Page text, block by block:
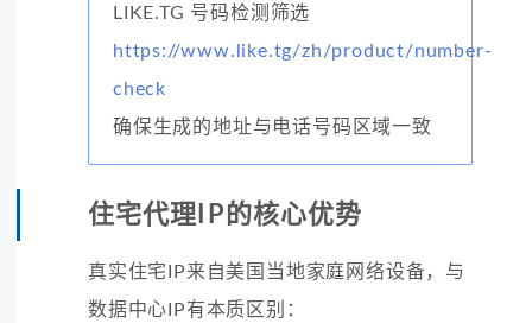
LIKE.TG 号码检测筛选
https://www.like.tg/zh/product/number-
check
确保生成的地址与电话号码区域一致
住宅代理IP的核心优势
真实住宅IP来自美国当地家庭网络设备，与
数据中心IP有本质区别：